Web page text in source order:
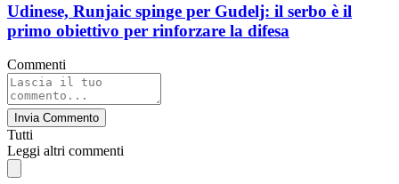
Udinese, Runjaic spinge per Gudelj: il serbo è il
primo obiettivo per rinforzare la difesa
Commenti
Invia Commento
Tutti
Leggi altri commenti